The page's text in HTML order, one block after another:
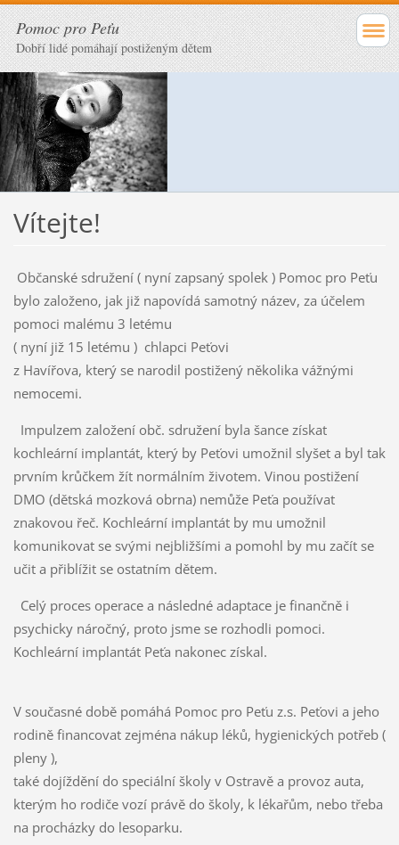
Pomoc pro Peťu
Dobří lidé pomáhají postiženým dětem
Vítejte!
Občanské sdružení ( nyní zapsaný spolek ) Pomoc pro Peťu
bylo založeno, jak již napovídá samotný název, za účelem
pomoci malému 3 letému
( nyní již 15 letému ) chlapci Peťovi
z Havířova, který se narodil postižený několika vážnými
nemocemi.
Impulzem založení obč. sdružení byla šance získat
kochleární implantát, který by Peťovi umožnil slyšet a byl tak
prvním krůčkem žít normálním životem. Vinou postižení
DMO (dětská mozková obrna) nemůže Peťa používat
znakovou řeč. Kochleární implantát by mu umožnil
komunikovat se svými nejbližšími a pomohl by mu začít se
učit a přiblížit se ostatním dětem.
Celý proces operace a následné adaptace je finančně i
psychicky náročný, proto jsme se rozhodli pomoci.
Kochleární implantát Peťa nakonec získal.
V současné době pomáhá Pomoc pro Peťu z.s. Peťovi a jeho
rodině financovat zejména nákup léků, hygienických potřeb (
pleny ),
také dojíždění do speciální školy v Ostravě a provoz auta,
kterým ho rodiče vozí právě do školy, k lékařům, nebo třeba
na procházky do lesoparku.